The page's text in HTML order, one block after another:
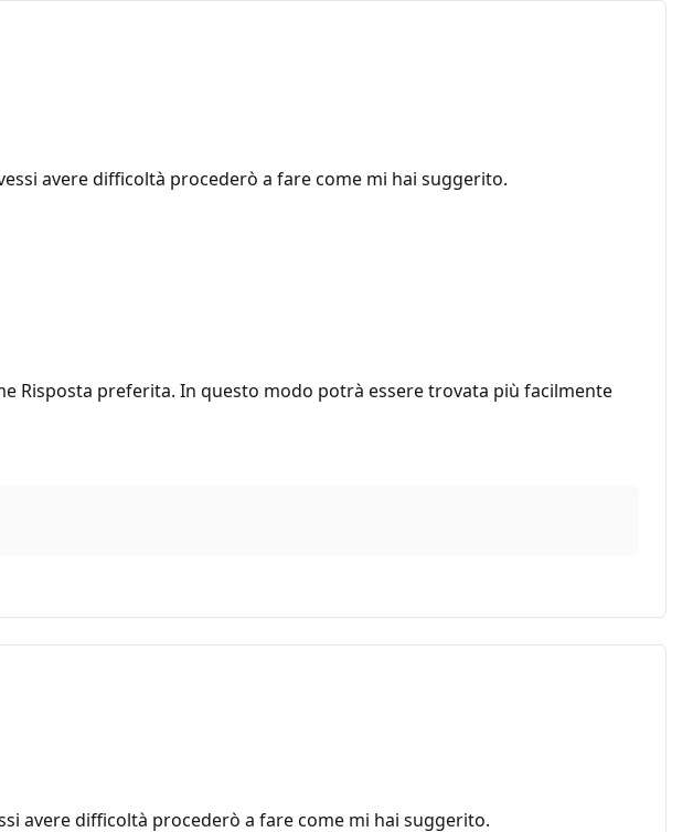
avere difficoltà procederò a fare come mi hai suggerito.
Risposta preferita. In questo modo potrà essere trovata più facilmente
avere difficoltà procederò a fare come mi hai suggerito.